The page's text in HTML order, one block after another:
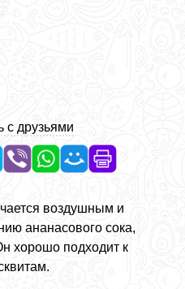
с друзьями
воздушным и
ананасового сока,
хорошо подходит к